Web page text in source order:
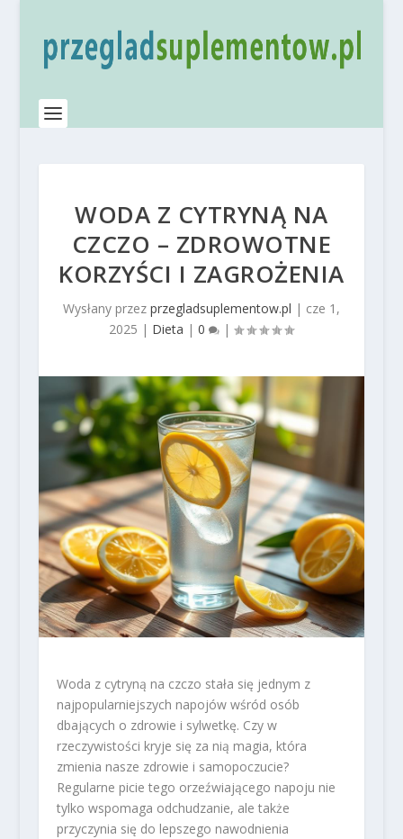
WODA Z CYTRYNĄ NA
CZCZO – ZDROWOTNE
KORZYŚCI I ZAGROŻENIA
Wysłany przez przegladsuplementow.pl | cze 1,
2025 | Dieta |0 |
Woda z cytryną na czczo stała się jednym z
najpopularniejszych napojów wśród osób
dbających o zdrowie i sylwetkę. Czy w
rzeczywistości kryje się za nią magia, która
zmienia nasze zdrowie i samopoczucie?
Regularne picie tego orzeźwiającego napoju nie
tylko wspomaga odchudzanie, ale także
przyczynia się do lepszego nawodnienia